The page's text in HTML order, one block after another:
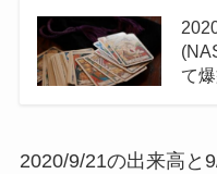
て
2020/9/21の出来高と